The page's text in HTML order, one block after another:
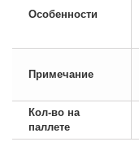
Особенности
Примечание
Кол-во на
паллете